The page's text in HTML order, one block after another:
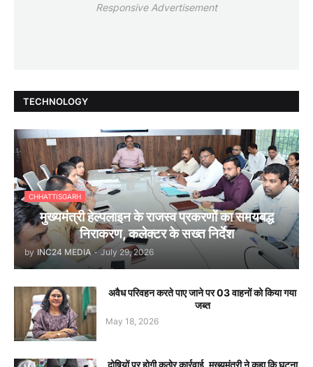
Responsive Advertisement
TECHNOLOGY
CHHATTISGARH
मुख्यमंत्री हेल्पलाइन के राजस्व प्रकरणों का समयबद्ध
निराकरण, कलेक्टर के सख्त निर्देश
by INC24 MEDIA - July 29, 2026
अवैध परिवहन करते पाए जाने पर 03 वाहनों को किया गया
जब्त
May 18, 2026